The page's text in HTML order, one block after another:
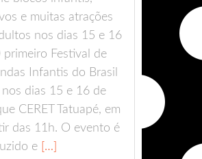
e muitas atrações
nos dias 15 e 16
Festival de
Infantis do Brasil
dias 15 e 16 de
CERET Tatuapé, em
das 11h. O evento é
e […]